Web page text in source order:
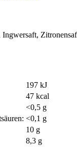
Ingwersaft,
197 kJ
47 kcal
<0,5 g
<0,1 g
10 g
8,3 g